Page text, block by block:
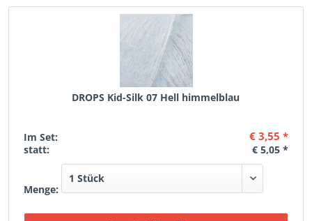
DROPS Kid-Silk 07 Hell himmelblau
Im Set: € 3,55 *
statt: € 5,05 *
Menge: